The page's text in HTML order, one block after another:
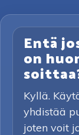
Entä
on
Kyllä.
yhdistää
joten voit